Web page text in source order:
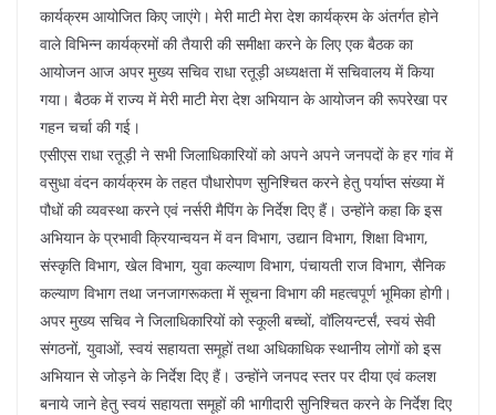
कार्यक्रम आयोजित किए जाएंगे। मेरी माटी मेरा देश कार्यक्रम के अंतर्गत होने
वाले विभिन्न कार्यक्रमों की तैयारी की समीक्षा करने के लिए एक बैठक का
आयोजन आज अपर मुख्य सचिव राधा रतूड़ी अध्यक्षता में सचिवालय में किया
गया। बैठक में राज्य में मेरी माटी मेरा देश अभियान के आयोजन की रूपरेखा पर
गहन चर्चा की गई।
एसीएस राधा रतूड़ी ने सभी जिलाधिकारियों को अपने अपने जनपदों के हर गांव में
वसुधा वंदन कार्यक्रम के तहत पौधारोपण सुनिश्चित करने हेतु पर्याप्त संख्या में
पौधों की व्यवस्था करने एवं नर्सरी मैपिंग के निर्देश दिए हैं। उन्होंने कहा कि इस
अभियान के प्रभावी क्रियान्वयन में वन विभाग, उद्यान विभाग, शिक्षा विभाग,
संस्कृति विभाग, खेल विभाग, युवा कल्याण विभाग, पंचायती राज विभाग, सैनिक
कल्याण विभाग तथा जनजागरूकता में सूचना विभाग की महत्वपूर्ण भूमिका होगी।
अपर मुख्य सचिव ने जिलाधिकारियों को स्कूली बच्चों, वॉलियन्टर्सं, स्वयं सेवी
संगठनों, युवाओं, स्वयं सहायता समूहों तथा अधिकाधिक स्थानीय लोगों को इस
अभियान से जोड़ने के निर्देश दिए हैं। उन्होंने जनपद स्तर पर दीया एवं कलश
बनाये जाने हेतु स्वयं सहायता समूहों की भागीदारी सुनिश्चित करने के निर्देश दिए